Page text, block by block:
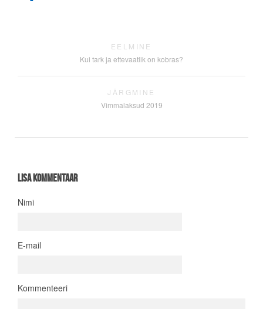
EELMINE
Kui tark ja ettevaatlik on kobras?
JÄRGMINE
Vimmalaksud 2019
Lisa kommentaar
Nimi
E-mail
Kommenteeri